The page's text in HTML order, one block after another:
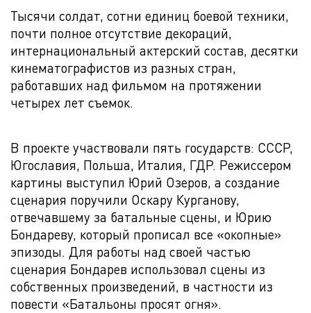
Тысячи солдат, сотни единиц боевой техники,
почти полное отсутствие декораций,
интернациональный актерский состав, десятки
кинематографистов из разных стран,
работавших над фильмом на протяжении
четырех лет съемок.
В проекте участвовали пять государств: СССР,
Югославия, Польша, Италия, ГДР. Режиссером
картины выступил Юрий Озеров, а создание
сценария поручили Оскару Курганову,
отвечавшему за батальные сцены, и Юрию
Бондареву, который прописал все «окопные»
эпизоды. Для работы над своей частью
сценария Бондарев использовал сцены из
собственных произведений, в частности из
повести «Батальоны просят огня».